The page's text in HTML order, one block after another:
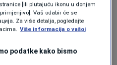
koje su
maksimalne
[ili plutajuću ikonu u donjem
Vaš odabir će se
Za više detalja, pogledajte
Više informacija o vašoj
podatke kako bismo